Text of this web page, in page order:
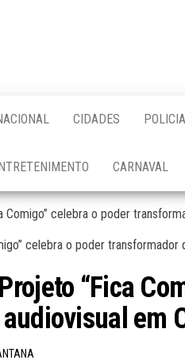
CIDADES
CARNAVAL
celebra o poder
“Fica
em